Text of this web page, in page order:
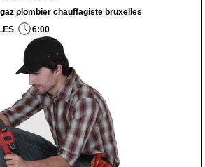
plombier chauffagiste bruxelles
6:00